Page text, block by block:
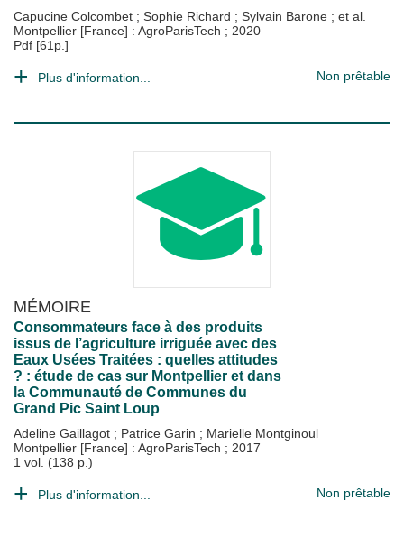
Capucine Colcombet ; Sophie Richard ; Sylvain Barone ; et al.
Montpellier [France] : AgroParisTech ; 2020
Pdf [61p.]
Plus d'information... Non prêtable
MÉMOIRE
Consommateurs face à des produits
issus de l’agriculture irriguée avec des
Eaux Usées Traitées : quelles attitudes
? : étude de cas sur Montpellier et dans
la Communauté de Communes du
Grand Pic Saint Loup
Adeline Gaillagot ; Patrice Garin ; Marielle Montginoul
Montpellier [France] : AgroParisTech ; 2017
1 vol. (138 p.)
Plus d'information... Non prêtable